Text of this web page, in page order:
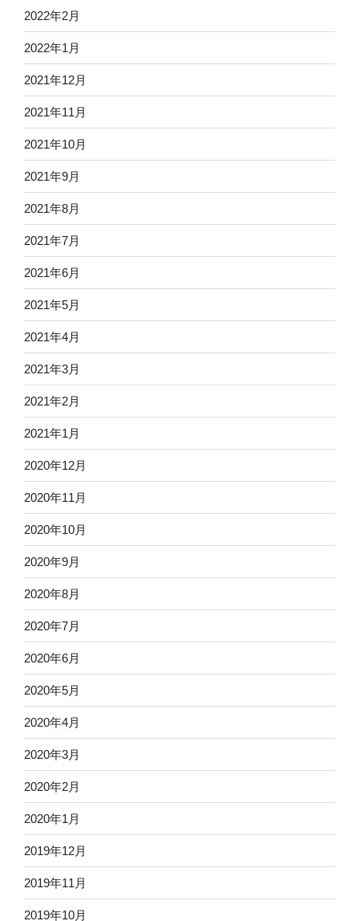
2022年2月
2022年1月
2021年12月
2021年11月
2021年10月
2021年9月
2021年8月
2021年7月
2021年6月
2021年5月
2021年4月
2021年3月
2021年2月
2021年1月
2020年12月
2020年11月
2020年10月
2020年9月
2020年8月
2020年7月
2020年6月
2020年5月
2020年4月
2020年3月
2020年2月
2020年1月
2019年12月
2019年11月
2019年10月